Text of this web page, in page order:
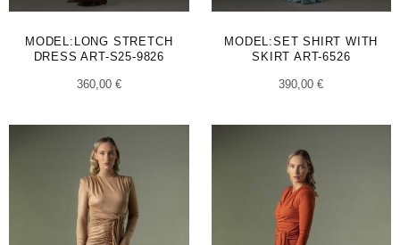
MODEL:LONG STRETCH
DRESS ART-S25-9826
360,00 €
MODEL:SET SHIRT WITH
SKIRT ART-6526
390,00€